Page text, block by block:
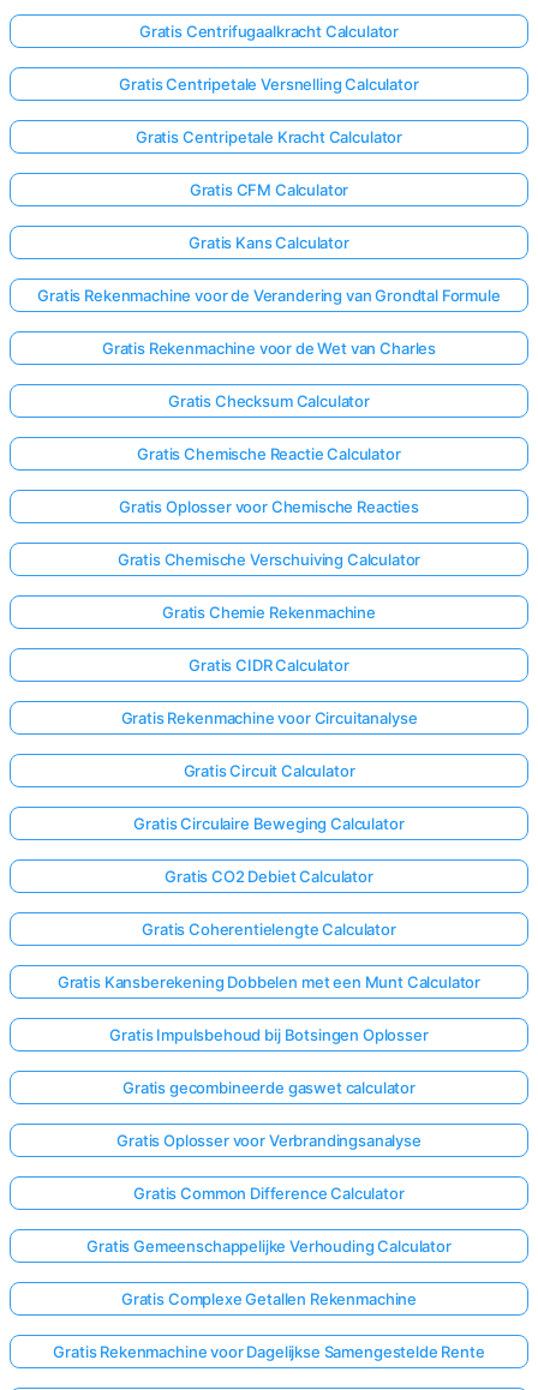
Gratis Centrifugaalkracht Calculator
Gratis Centripetale Versnelling Calculator
Gratis Centripetale Kracht Calculator
Gratis CFM Calculator
Gratis Kans Calculator
Gratis Rekenmachine voor de Verandering van Grondtal Formule
Gratis Rekenmachine voor de Wet van Charles
Gratis Checksum Calculator
Gratis Chemische Reactie Calculator
Gratis Oplosser voor Chemische Reacties
Gratis Chemische Verschuiving Calculator
Gratis Chemie Rekenmachine
Gratis CIDR Calculator
Gratis Rekenmachine voor Circuitanalyse
Gratis Circuit Calculator
Gratis Circulaire Beweging Calculator
Gratis CO2 Debiet Calculator
Gratis Coherentielengte Calculator
Gratis Kansberekening Dobbelen met een Munt Calculator
Gratis Impulsbehoud bij Botsingen Oplosser
Gratis gecombineerde gaswet calculator
Gratis Oplosser voor Verbrandingsanalyse
Gratis Common Difference Calculator
Gratis Gemeenschappelijke Verhouding Calculator
Gratis Complexe Getallen Rekenmachine
Gratis Rekenmachine voor Dagelijkse Samengestelde Rente